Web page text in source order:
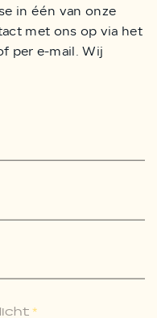
in één van onze
met ons op via het
per e-mail. Wij
*